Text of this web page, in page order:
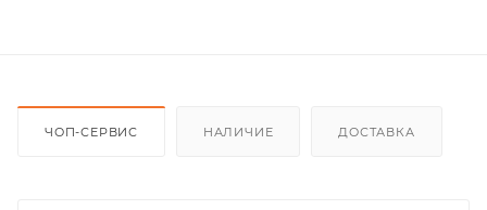
ЧОП-СЕРВИС НАЛИЧИЕ ДОСТАВКА